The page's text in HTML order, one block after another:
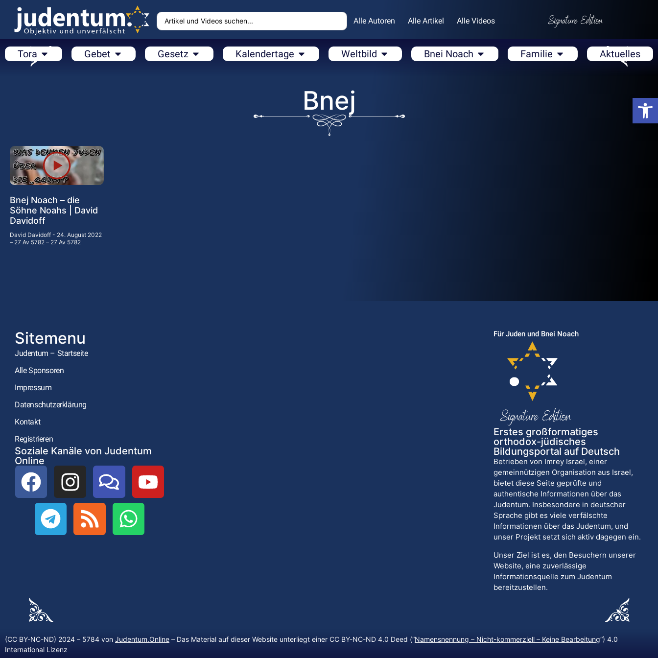
Alle Autoren Alle Artikel Alle Videos
Tora Gebet Gesetz Kalendertage Weltbild Bnei Noach Familie Aktuelles
Bnej
Bnej Noach – die
Söhne Noahs | David
Davidoff
David Davidoff
24. August 2022
– 27 Av 5782 – 27 Av 5782
Sitemenu
Judentum – Startseite
Alle Sponsoren
Impressum
Datenschutzerklärung
Kontakt
Registrieren
Soziale Kanäle von Judentum
Online
Für Juden und Bnei Noach
Erstes großformatiges
orthodox-jüdisches
Bildungsportal auf Deutsch
Betrieben von Imrey Israel, einer
gemeinnützigen Organisation aus Israel,
bietet diese Seite geprüfte und
authentische Informationen über das
Judentum. Insbesondere in deutscher
Sprache gibt es viele verfälschte
Informationen über das Judentum, und
unser Projekt setzt sich aktiv dagegen ein.
Unser Ziel ist es, den Besuchern unserer
Website, eine zuverlässige
Informationsquelle zum Judentum
bereitzustellen.
(CC BY-NC-ND) 2024 – 5784 von Judentum.Online – Das Material auf dieser Website unterliegt einer CC BY-NC-ND 4.0 Deed (“Namensnennung – Nicht-kommerziell – Keine Bearbeitung“) 4.0
International Lizenz